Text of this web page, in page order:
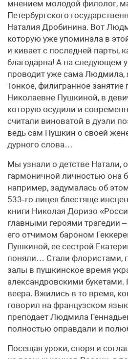
мнением молодой филолог,
Петербургского
Наталия Дробинина. Вот
которую уже упоминала в
и кивает с последней парты,
благодарна! А на следующем
проводит уже сама Людмила,
Тонкое, филигранное
Николаевне Пушкиной, в
которую осудили и
считали виноватой в дуэли
ведь сам Пушкин о своей
дурного слова…
Мы узнали о детстве Натали,
гармоничной личностью она
например, задумалась об
533‑го лицея блестяще
книги Николая Доризо
главными героями трагедии
его отчимом бароном
Пушкиной, ее сестрой
поняли… Стали флористами,
залы в пушкинское время
александровскими букетами.
веера. Вжились в то время,
говорил на французском
преподает Людмила
полностью оправдали и
Посещая уроки, споря и